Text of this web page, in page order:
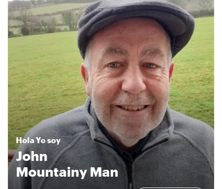
HolaYo soy
John
Mountainy Man